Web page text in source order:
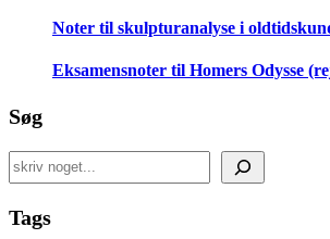
Noter til skulpturanalyse i
Eksamensnoter til Homers Odysse
Søg
Search
Tags